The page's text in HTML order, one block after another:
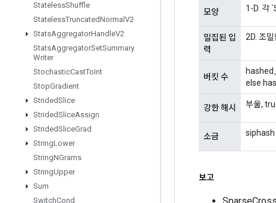
StatelessShuffle
StatelessTruncatedNormal V2
StatsAggregatorHandleV2
StatsAggregatorSetSummary
Writer
StochasticCastToInt
StopGradient
StridedSlice
StridedSliceAssign
StridedSliceGrad
StringLower
StringNGrams
StringUpper
Sum
SwitchCond
모양 1-D. 각
밀집된 입
력
2D. 조
버킷 수
else
강한 해시 부울,
소금 siphash
보고